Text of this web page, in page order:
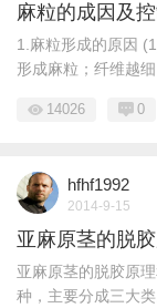
麻粒的成因及控
1.麻粒形成的原因
形成麻粒；纤维越细
14026 0
hfhf1992
2014-9-15
亚麻原茎的脱
亚麻原茎的脱胶原
种，主要分成三大类